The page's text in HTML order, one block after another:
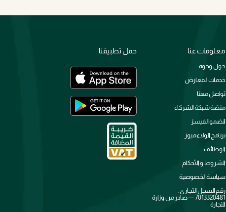
معلومات عنا
حول وجوه
خدمات المعارض
تواصل معنا
منصّة شبكة الشركاء
انضموا لفيسز
برنامج الولاء ميوز
الوظائف
الشروط و الأحكام
سياسة الخصوصية
رقم السجل التجاري:
7013320481 — صادر من وزارة
التجارة
حمل تطبيقنا